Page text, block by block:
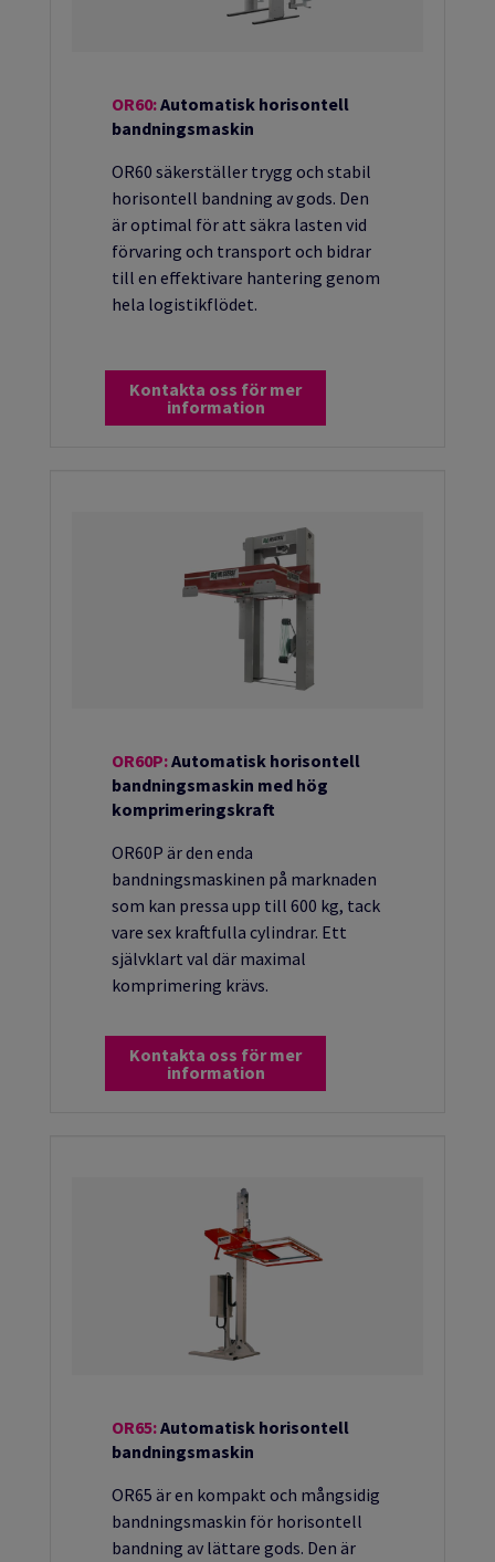
OR60:Automatisk horisontell
bandningsmaskin
OR60 säkerställer trygg och stabil
horisontell bandning av gods. Den
är optimal för att säkra lasten vid
förvaring och transport och bidrar
till en effektivare hantering genom
hela logistikflödet.
Kontakta oss för mer
information
OR60P:Automatisk horisontell
bandningsmaskin med hög
komprimeringskraft
OR60P är den enda
bandningsmaskinen på marknaden
som kan pressa upp till 600 kg, tack
vare sex kraftfulla cylindrar. Ett
självklart val där maximal
komprimering krävs.
Kontakta oss för mer
information
OR65:Automatisk horisontell
bandningsmaskin
OR65 är en kompakt och mångsidig
bandningsmaskin för horisontell
bandning av lättare gods. Den är